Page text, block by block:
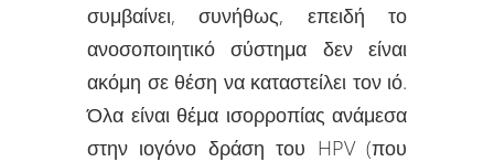
συμβαίνει, συνήθως, επειδή το
ανοσοποιητικό σύστημα δεν είναι
ακόμη σε θέση να καταστείλει τον ιό.
Όλα είναι θέμα ισορροπίας ανάμεσα
στην ιογόνο δράση του HPV (που